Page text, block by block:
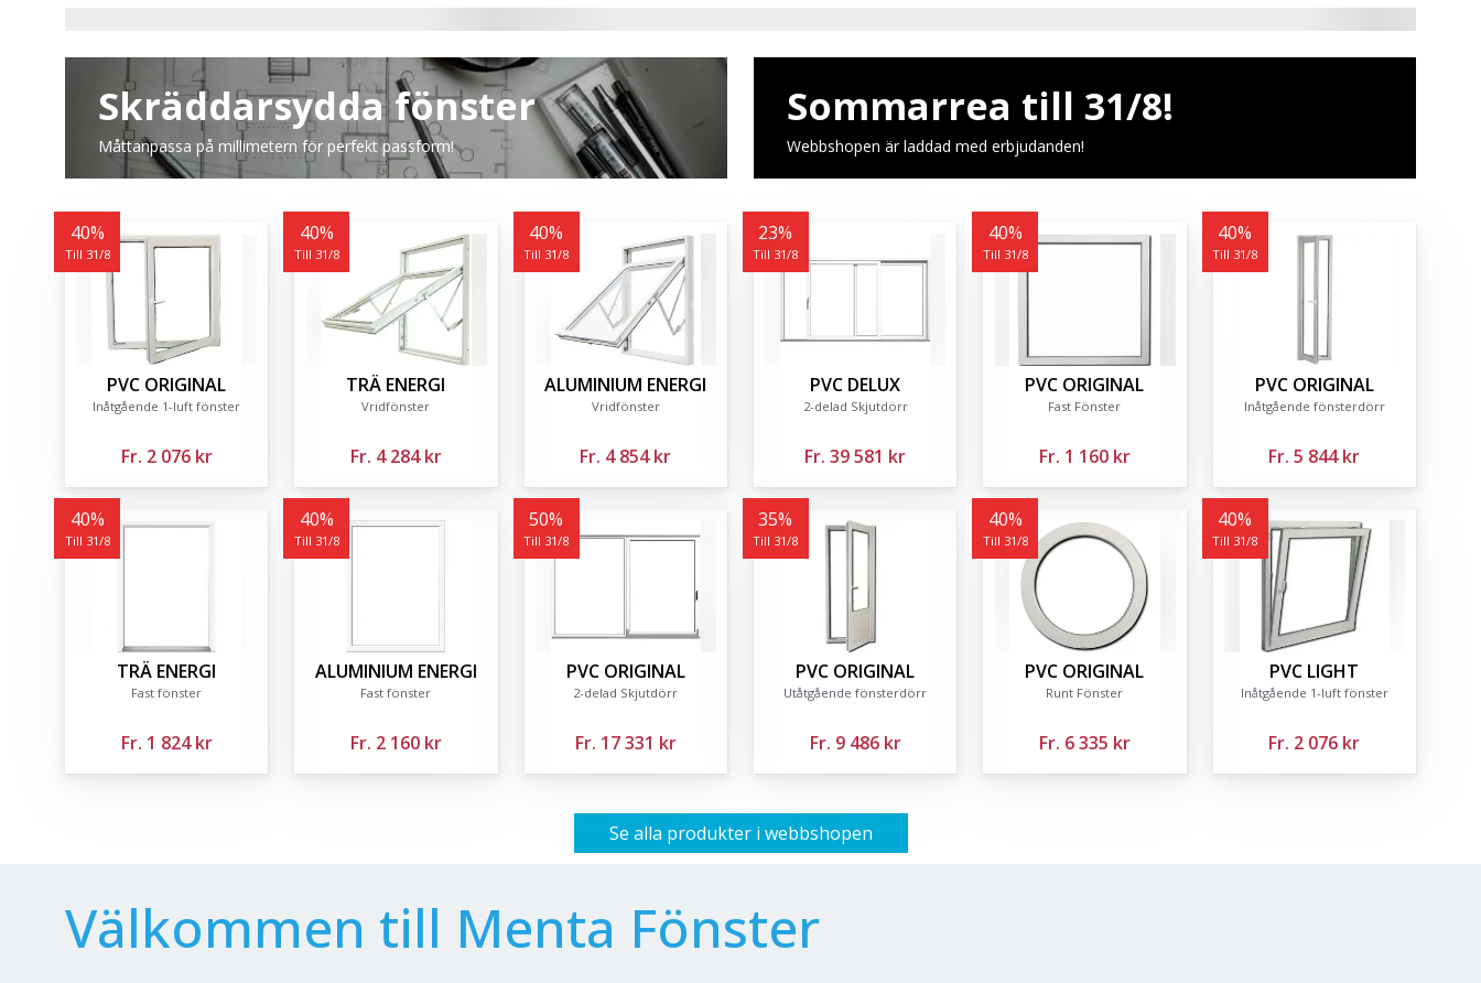
Skräddarsydda fönster
Måttanpassa på millimetern för perfekt passform!
Sommarrea till 31/8!
Webbshopen är laddad med erbjudanden!
40%
Till 31/8
PVC ORIGINAL
Inåtgående 1-luft fönster
Fr. 2 076 kr
40%
Till 31/8
TRÄ ENERGI
Vridfönster
Fr. 4 284 kr
40%
Till 31/8
ALUMINIUM ENERGI
Vridfönster
Fr. 4 854 kr
23%
Till 31/8
PVC DELUX
2-delad Skjutdörr
Fr. 39 581 kr
40%
Till 31/8
PVC ORIGINAL
Fast Fönster
Fr. 1 160 kr
40%
Till 31/8
PVC ORIGINAL
Inåtgående fönsterdörr
Fr. 5 844 kr
40%
Till 31/8
TRÄ ENERGI
Fast fönster
Fr. 1 824 kr
40%
Till 31/8
ALUMINIUM ENERGI
Fast fönster
Fr. 2 160 kr
50%
Till 31/8
PVC ORIGINAL
2-delad Skjutdörr
Fr. 17 331 kr
35%
Till 31/8
PVC ORIGINAL
Utåtgående fönsterdörr
Fr. 9 486 kr
40%
Till 31/8
PVC ORIGINAL
Runt Fönster
Fr. 6 335 kr
40%
Till 31/8
PVC LIGHT
Inåtgående 1-luft fönster
Fr. 2 076 kr
Se alla produkter i webbshopen
Välkommen till Menta Fönster